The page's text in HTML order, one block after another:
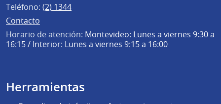
Teléfono: (2) 1344
Contacto
Horario de atención: Montevideo: Lunes a viernes 9:30 a
16:15 / Interior: Lunes a viernes 9:15 a 16:00
Herramientas